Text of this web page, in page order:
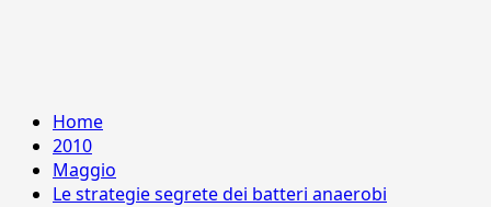
Home
2010
Maggio
Le strategie segrete dei batteri anaerobi